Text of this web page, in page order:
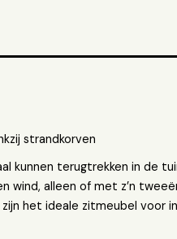
strandkorven
kunnen terugtrekken in de
wind, alleen of met z’n
zijn het ideale zitmeubel voor